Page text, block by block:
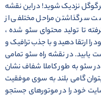
گوگل نزدیک شوید! در این نقشه
با پشت سر گذاشتن مراحل مختلفی از
تا تولید محتوای سئو شده ،
ارتقا دهید و با جذب ترافیک و
یابید. در نقشه راه سئو تمامی
سئو به طور کاملا شفاف نشان
گامی بلند به سوی موفقیت
خود را در موتورهای جستجو